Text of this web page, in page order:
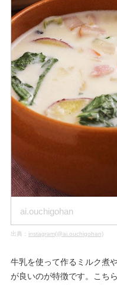
ai.ouchigohan
出典： instagram(@ai.ouchigohan)
牛乳を使って作るミルク煮
が良いのが特徴です。こち